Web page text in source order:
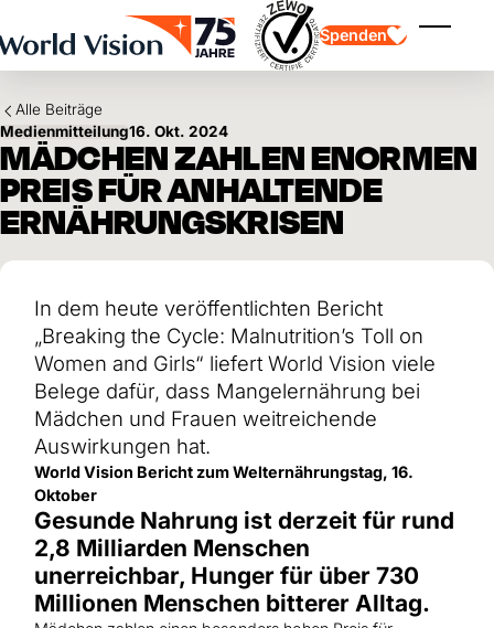
Spenden
Kinderpatenschaft
Geschenkspende
Patenschaft für Kinder in Not
Thematische Spende
Testament und Legat
Philanthropie
Unternehmenskooperationen
Erdbeben Venezuela
Hilfe für Ukraine
Hilfe für Sudan
Hilfe für Afghanistan
Alle Nothilfe-Projekte
Vision und Werte
Partner
Einsatzgebiete
Wirkung und Erfolge
Mittelverwendung
Jahresbericht und Finanzen
Afrika
Asien
Lateinamerika
Naher Osten und Europa
Alle Beiträge
Medienmitteilung16. Okt. 2024
MÄDCHEN ZAHLEN ENORMEN
PREIS FÜR ANHALTENDE
ERNÄHRUNGSKRISEN
In dem heute veröffentlichten Bericht
„Breaking the Cycle: Malnutrition’s Toll on
Women and Girls“ liefert World Vision viele
Belege dafür, dass Mangelernährung bei
Mädchen und Frauen weitreichende
Auswirkungen hat.
World Vision Bericht zum Welternährungstag, 16.
Oktober
Gesunde Nahrung ist derzeit für rund
2,8 Milliarden Menschen
unerreichbar, Hunger für über 730
Millionen Menschen bitterer Alltag.